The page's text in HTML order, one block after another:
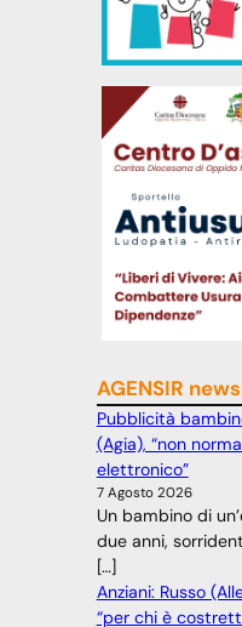
AGENSIR news
Pubblicità
(Agia), “non
elettronico”
7 Agosto 2026
Un bambino di
due anni,
[…]
Anziani: Russo
“per chi è